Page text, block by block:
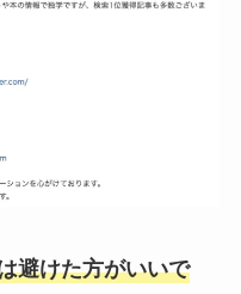
避けた方がいいで